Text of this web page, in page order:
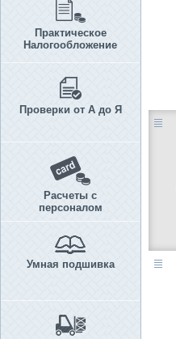
Практическое
Налогообложение
Проверки от А до Я
Расчеты с
персоналом
Умная подшивка